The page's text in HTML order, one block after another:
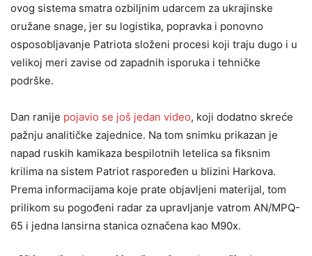
ovog sistema smatra ozbiljnim udarcem za ukrajinske
oružane snage, jer su logistika, popravka i ponovno
osposobljavanje Patriota složeni procesi koji traju dugo i u
velikoj meri zavise od zapadnih isporuka i tehničke
podrške.
Dan ranije pojavio se još jedan video, koji dodatno skreće
pažnju analitičke zajednice. Na tom snimku prikazan je
napad ruskih kamikaza bespilotnih letelica sa fiksnim
krilima na sistem Patriot raspoređen u blizini Harkova.
Prema informacijama koje prate objavljeni materijal, tom
prilikom su pogođeni radar za upravljanje vatrom AN/MPQ-
65 i jedna lansirna stanica označena kao M90x.